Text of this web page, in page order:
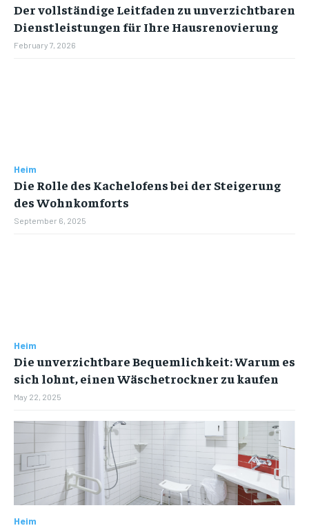
Der vollständige Leitfaden zu unverzichtbaren
Dienstleistungen für Ihre Hausrenovierung
February 7, 2026
Heim
Die Rolle des Kachelofens bei der Steigerung
des Wohnkomforts
September 6, 2025
Heim
Die unverzichtbare Bequemlichkeit: Warum es
sich lohnt, einen Wäschetrockner zu kaufen
May 22, 2025
Heim